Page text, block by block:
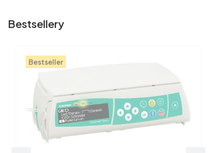
Bestsellery
Bestseller